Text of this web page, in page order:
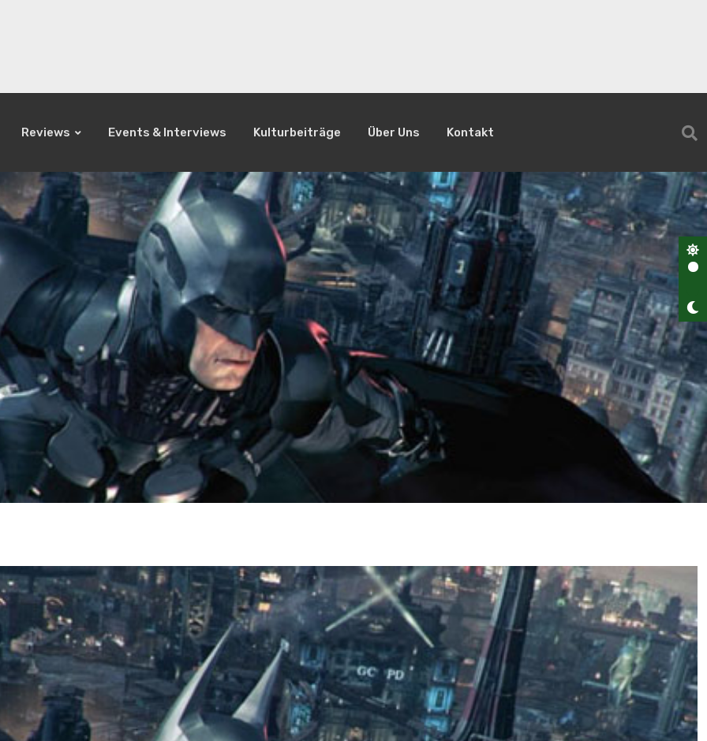
Reviews Events & Interviews Kulturbeiträge Über Uns Kontakt